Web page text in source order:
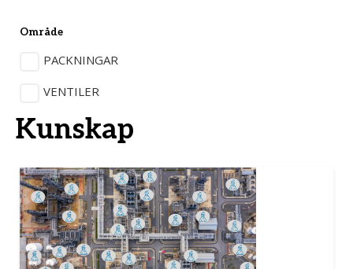
Område
PACKNINGAR
VENTILER
Kunskap